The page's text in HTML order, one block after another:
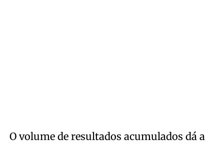
O volume de resultados acumulados dá a